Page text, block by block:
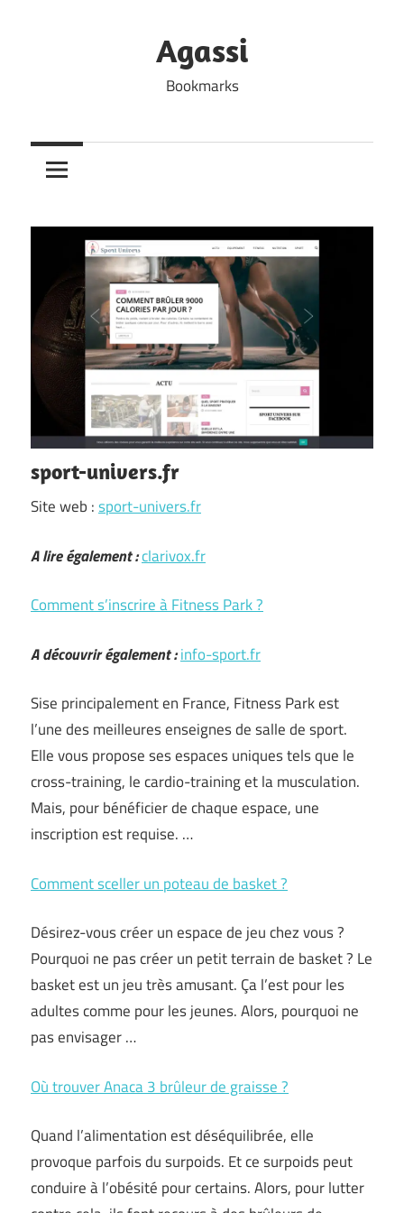
Agassi
Bookmarks
sport-univers.fr
Site web :sport-univers.fr
A lire également :clarivox.fr
Comment s’inscrire à Fitness Park ?
A découvrir également :info-sport.fr
Sise principalement en France, Fitness Park est
l’une des meilleures enseignes de salle de sport.
Elle vous propose ses espaces uniques tels que le
cross-training, le cardio-training et la musculation.
Mais, pour bénéficier de chaque espace, une
inscription est requise. …
Comment sceller un poteau de basket ?
Désirez-vous créer un espace de jeu chez vous ?
Pourquoi ne pas créer un petit terrain de basket ? Le
basket est un jeu très amusant. Ça l’est pour les
adultes comme pour les jeunes. Alors, pourquoi ne
pas envisager …
Où trouver Anaca 3 brûleur de graisse ?
Quand l’alimentation est déséquilibrée, elle
provoque parfois du surpoids. Et ce surpoids peut
conduire à l’obésité pour certains. Alors, pour lutter